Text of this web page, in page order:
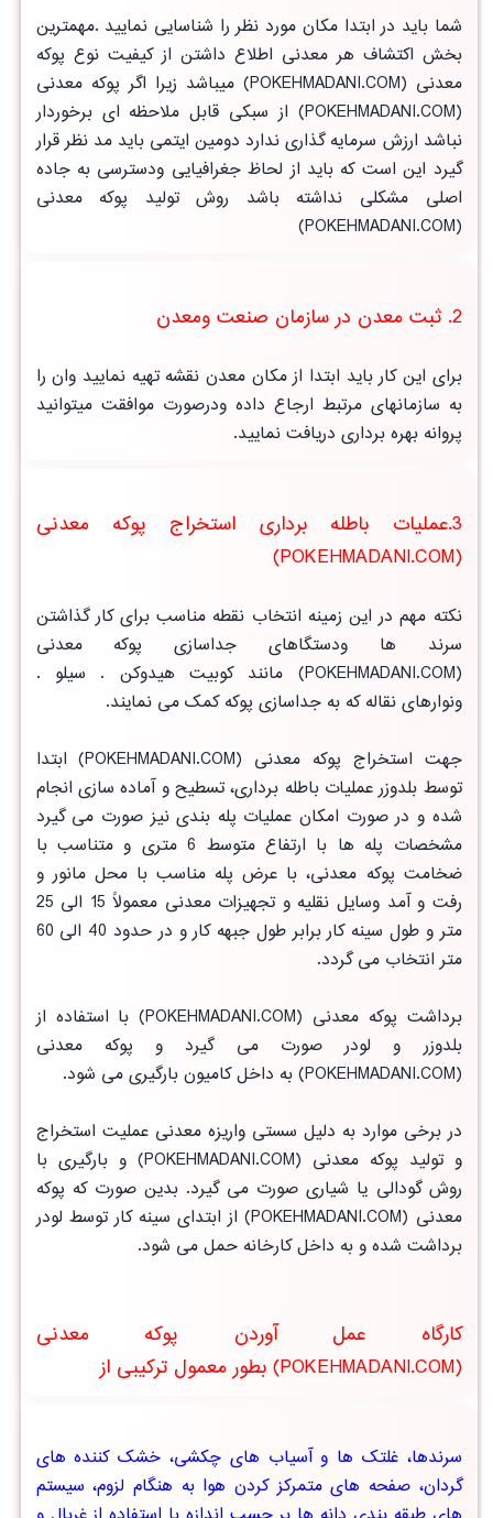
شما باید در ابتدا مکان مورد نظر را شناسایی نمایید .مهمترین
بخش اکتشاف هر معدنی اطلاع داشتن از کیفیت نوع پوکه
معدنی (POKEHMADANI.COM) میباشد زیرا اگر پوکه معدنی
(POKEHMADANI.COM) از سبکی قابل ملاحظه ای برخوردار
نباشد ارزش سرمایه گذاری ندارد دومین ایتمی باید مد نظر قرار
گیرد این است که باید از لحاظ جغرافیایی ودسترسی به جاده
اصلی مشکلی نداشته باشد روش تولید پوکه معدنی
(POKEHMADANI.COM)
2. ثبت معدن در سازمان صنعت ومعدن
برای این کار باید ابتدا از مکان معدن نقشه تهیه نمایید وان را
به سازمانهای مرتبط ارجاع داده ودرصورت موافقت میتوانید
پروانه بهره برداری دریافت نمایید.
3.عملیات باطله برداری استخراج پوکه معدنی
(POKEHMADANI.COM)
نکته مهم در این زمینه انتخاب نقطه مناسب برای کار گذاشتن
سرند ها ودستگاهای جداسازی پوکه معدنی
(POKEHMADANI.COM) مانند کوبیت هیدوکن . سیلو .
ونوارهای نقاله که به جداسازی پوکه کمک می نمایند.
جهت استخراج پوکه معدنی (POKEHMADANI.COM) ابتدا
توسط بلدوزر عملیات باطله برداری، تسطیح و آماده سازی انجام
شده و در صورت امکان عملیات پله بندی نیز صورت می گیرد
مشخصات پله ها با ارتفاع متوسط 6 متری و متناسب با
ضخامت پوکه معدنی، با عرض پله مناسب با محل مانور و
رفت و آمد وسایل نقلیه و تجهیزات معدنی معمولاً 15 الی 25
متر و طول سینه کار برابر طول جبهه کار و در حدود 40 الی 60
متر انتخاب می گردد.
برداشت پوکه معدنی (POKEHMADANI.COM) با استفاده از
بلدوزر و لودر صورت می گیرد و پوکه معدنی
(POKEHMADANI.COM) به داخل کامیون بارگیری می شود.
در برخی موارد به دلیل سستی واریزه معدنی عملیت استخراج
و تولید پوکه معدنی (POKEHMADANI.COM) و بارگیری با
روش گودالی یا شیاری صورت می گیرد. بدین صورت که پوکه
معدنی (POKEHMADANI.COM) از ابتدای سینه کار توسط لودر
برداشت شده و به داخل کارخانه حمل می شود.
کارگاه عمل آوردن پوکه معدنی
(POKEHMADANI.COM) بطور معمول ترکیبی از
سرندها، غلتک ها و آسیاب های چکشی، خشک کننده های
گردان، صفحه های متمرکز کردن هوا به هنگام لزوم، سیستم